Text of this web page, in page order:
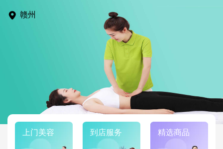
赣州
上门美容 到店服务 精选商品